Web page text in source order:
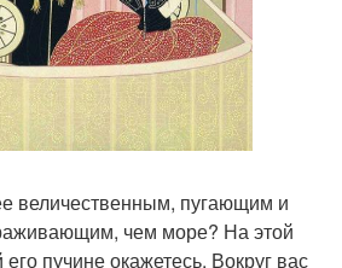
величественным, пугающим и
чем море? На этой
пучине окажетесь. Вокруг вас